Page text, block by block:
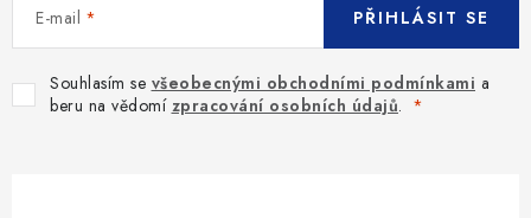
E-mail
Souhlasím se všeobecnými obchodními podmínkami a
beru na vědomí zpracování osobních údajů.
PŘIHLÁSIT SE